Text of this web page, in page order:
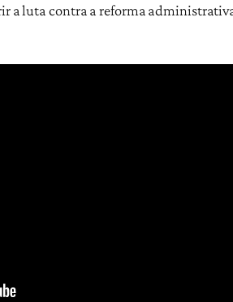
a luta contra a reforma